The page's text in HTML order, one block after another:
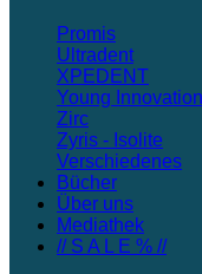
Promis
Ultradent
XPEDENT
Young
Zirc
Zyris - Isolite
Verschiedenes
Bücher
Über uns
Mediathek
// S A L E % //